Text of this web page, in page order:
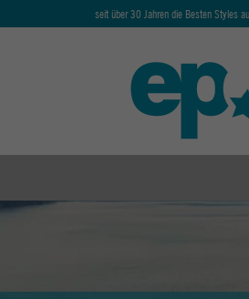
seit über 30 Jahren die Besten Styles